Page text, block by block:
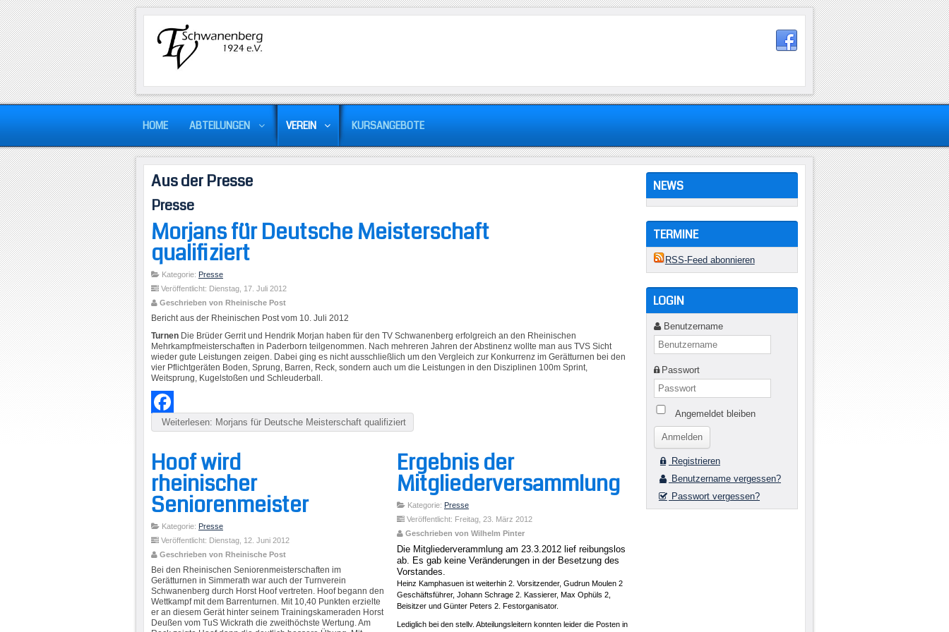
HOME ABTEILUNGEN VEREIN KURSANGEBOTE
Aus der Presse
Presse
Morjans für Deutsche Meisterschaft
qualifiziert
Kategorie: Presse
Veröffentlicht: Dienstag, 17. Juli 2012
Geschrieben von Rheinische Post
Bericht aus der Rheinischen Post vom 10. Juli 2012
Turnen Die Brüder Gerrit und Hendrik Morjan haben für den TV Schwanenberg erfolgreich an den Rheinischen
Mehrkampfmeisterschaften in Paderborn teilgenommen. Nach mehreren Jahren der Abstinenz wollte man aus TVS Sicht
wieder gute Leistungen zeigen. Dabei ging es nicht ausschließlich um den Vergleich zur Konkurrenz im Gerätturnen bei den
vier Pflichtgeräten Boden, Sprung, Barren, Reck, sondern auch um die Leistungen in den Disziplinen 100m Sprint,
Weitsprung, Kugelstoßen und Schleuderball.
Facebook
Weiterlesen: Morjans für Deutsche Meisterschaft qualifiziert
Hoof wird
rheinischer
Seniorenmeister
Kategorie: Presse
Veröffentlicht: Dienstag, 12. Juni 2012
Geschrieben von Rheinische Post
Bei den Rheinischen Seniorenmeisterschaften im
Gerätturnen in Simmerath war auch der Turnverein
Schwanenberg durch Horst Hoof vertreten. Hoof begann den
Wettkampf mit dem Barrenturnen. Mit 10,40 Punkten erzielte
er an diesem Gerät hinter seinem Trainingskameraden Horst
Deußen vom TuS Wickrath die zweithöchste Wertung. Am
Ergebnis der
Mitgliederversammlung
Kategorie: Presse
Veröffentlicht: Freitag, 23. März 2012
Geschrieben von Wilhelm Pinter
Die Mitgliederverammlung am 23.3.2012 lief reibungslos
ab. Es gab keine Veränderungen in der Besetzung des
Vorstandes.
Heinz Kamphasuen ist weiterhin 2. Vorsitzender, Gudrun Moulen 2
Geschäftsführer, Johann Schrage 2. Kassierer, Max Ophüls 2,
Beisitzer und Günter Peters 2. Festorganisator.
Lediglich bei den stellv. Abteilungsleitern konnten leider die Posten in
NEWS
TERMINE
RSS-Feed abonnieren
LOGIN
Benutzername
Passwort
Angemeldet bleiben
Registrieren
Benutzername vergessen?
Passwort vergessen?